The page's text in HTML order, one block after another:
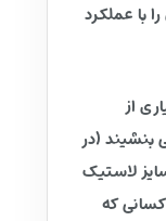
با عملکرد
از
بنشیند (در
لاستیک
که